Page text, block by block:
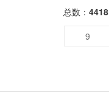
总数： 4418
9